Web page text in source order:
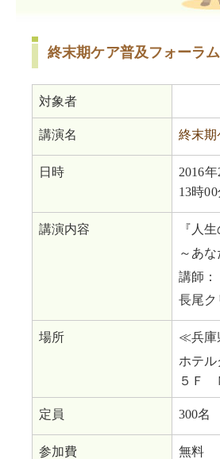
終末期ケア普及フォーラム
対象者
講演名 終末期
日時
2016
13時
講演内容
『人
～あ
講師：
長尾
場所
≪兵
ホテ
５Ｆ
定員 300名
参加費 無料